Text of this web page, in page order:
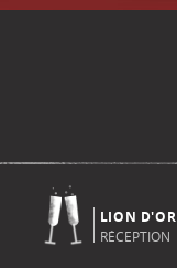
LION D'OR
RÉCEPTION